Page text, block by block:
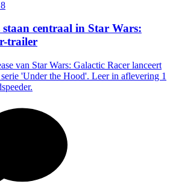
staan centraal in Star Wars:
trailer
van Star Wars: Galactic Racer lanceert
'Under the Hood'. Leer in aflevering 1